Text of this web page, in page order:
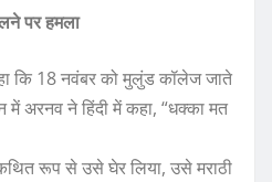
पर हमला
कि 18 नवंबर को मुलुंड कॉलेज जाते
अरनव ने हिंदी में कहा, “धक्का मत
रूप से उसे घेर लिया, उसे मराठी